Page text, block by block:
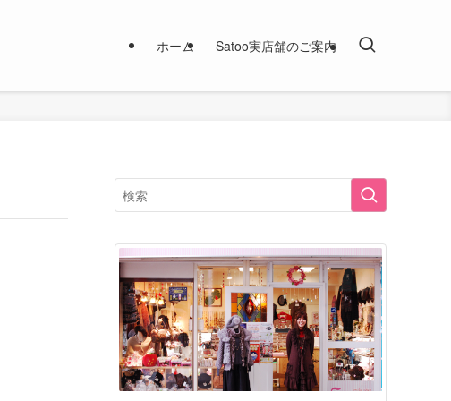
ホーム Satoo実店舗のご案内